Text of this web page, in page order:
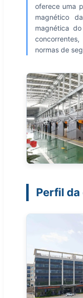
oferece uma
magnético
magnética
normas de
Perfil da